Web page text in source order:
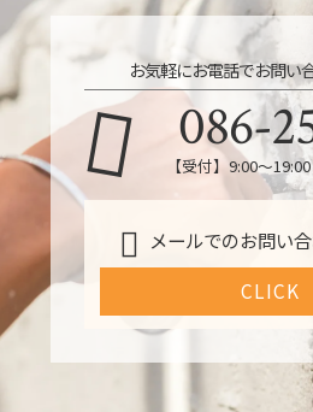
お気軽にお電話でお問い
086-
【受付】9:00〜
メールでのお問い
CLICK